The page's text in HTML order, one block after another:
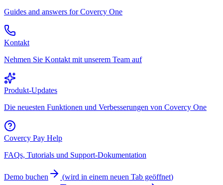
Guides and answers for Covercy One
Kontakt
Nehmen Sie Kontakt mit unserem Team auf
Produkt-Updates
Die neuesten Funktionen und Verbesserungen von Covercy One
Covercy Pay Help
FAQs, Tutorials und Support-Dokumentation
Demo buchen (wird in einem neuen Tab geöffnet)